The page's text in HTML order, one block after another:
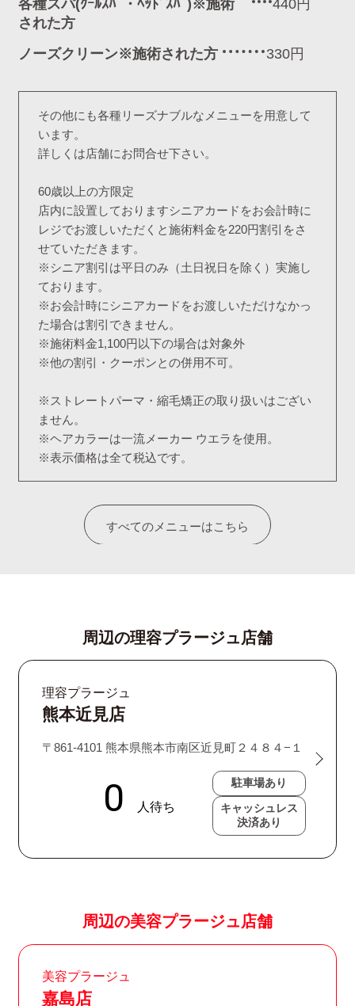
各種スパ(ｸｰﾙｽﾊﾟ・ﾍｯﾄﾞｽﾊﾟ)※施術
された方
440円
ノーズクリーン※施術された方 330円
その他にも各種リーズナブルなメニューを用意して
います。
詳しくは店舗にお問合せ下さい。
60歳以上の方限定
店内に設置しておりますシニアカードをお会計時に
レジでお渡しいただくと施術料金を220円割引をさ
せていただきます。
※シニア割引は平日のみ（土日祝日を除く）実施し
ております。
※お会計時にシニアカードをお渡しいただけなかっ
た場合は割引できません。
※施術料金1,100円以下の場合は対象外
※他の割引・クーポンとの併用不可。
※ストレートパーマ・縮毛矯正の取り扱いはござい
ません。
※ヘアカラーは一流メーカー ウエラを使用。
※表示価格は全て税込です。
すべてのメニューはこちら
周辺の理容プラージュ店舗
理容プラージュ
熊本近見店
〒861-4101 熊本県熊本市南区近見町２４８４−１
駐車場あり
キャッシュレス
決済あり
周辺の美容プラージュ店舗
美容プラージュ
嘉島店